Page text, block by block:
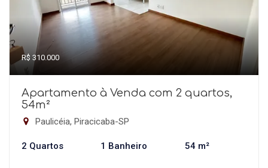
R$ 310.000
Apartamento à Venda com 2 quartos,
54m²
Paulicéia, Piracicaba-SP
2 Quartos 1 Banheiro 54 m²